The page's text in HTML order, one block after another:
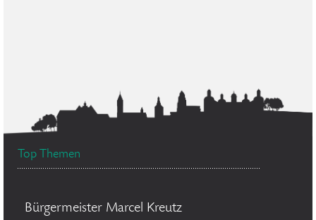
Top Themen
Bürgermeister Marcel Kreutz